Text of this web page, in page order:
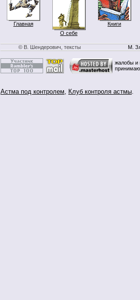
Главная
О себе
Книги
© В. Шендерович, тексты М.
жалобы и
Астма под контролем, Клуб контроля астмы.